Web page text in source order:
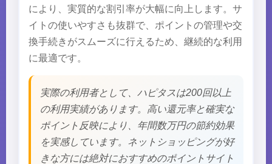
により、実質的な割引率が大幅に向上します。サ
イトの使いやすさも抜群で、ポイントの管理や交
換手続きがスムーズに行えるため、継続的な利用
に最適です。
実際の利用者として、ハピタスは200回以上
の利用実績があります。高い還元率と確実な
ポイント反映により、年間数万円の節約効果
を実感しています。ネットショッピングが好
きな方には絶対におすすめのポイントサイト